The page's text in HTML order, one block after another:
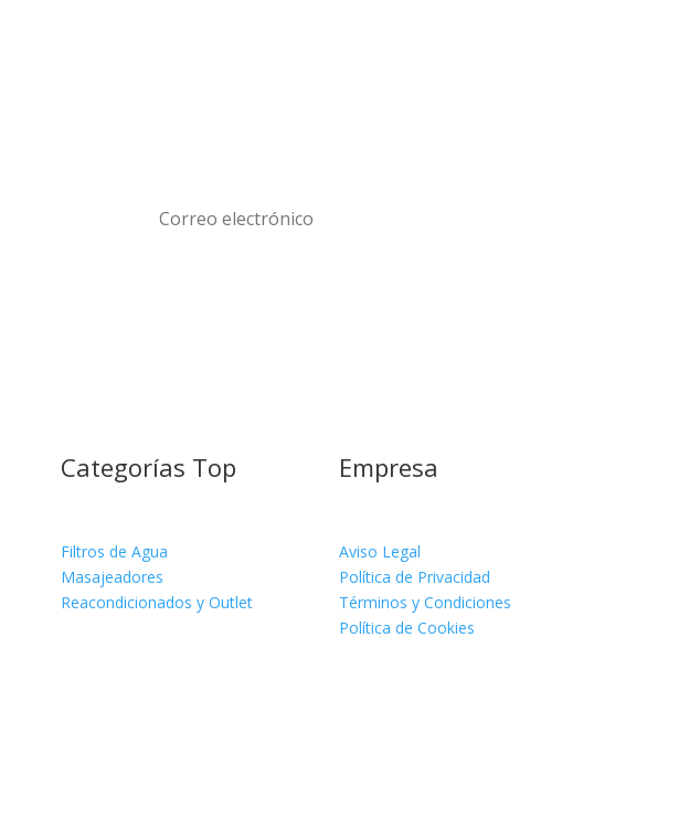
Categorías Top
Filtros de Agua
Masajeadores
Reacondicionados y Outlet
Empresa
Aviso Legal
Política de Privacidad
Términos y Condiciones
Política de Cookies